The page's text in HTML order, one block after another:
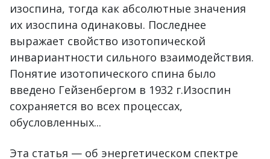
изоспина, тогда как абсолютные значения
их изоспина одинаковы. Последнее
выражает свойство изотопической
инвариантности сильного взаимодействия.
Понятие изотопического спина было
введено Гейзенбергом в 1932 г.Изоспин
сохраняется во всех процессах,
обусловленных...
Эта статья — об энергетическом спектре